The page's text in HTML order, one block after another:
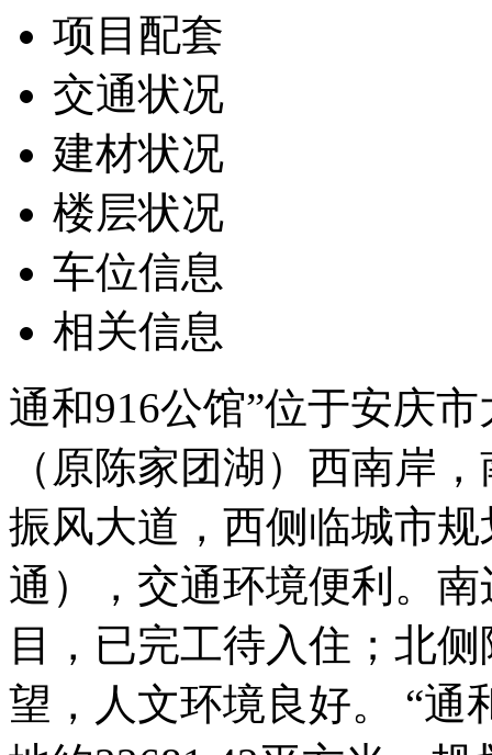
项目配套
交通状况
建材状况
楼层状况
车位信息
相关信息
通和916公馆”位于安庆
（原陈家团湖）西南岸
振风大道，西侧临城市
通），交通环境便利。
目，已完工待入住；北
望，人文环境良好。 “通